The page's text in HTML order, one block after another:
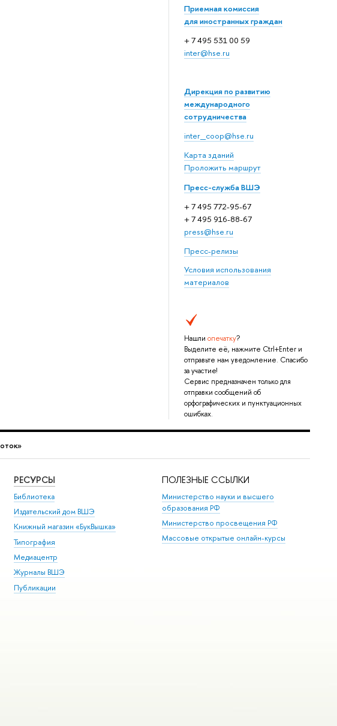
Приемная комиссия
для иностранных граждан
+ 7 495 531 00 59
inter@hse.ru
Дирекция по развитию
международного
сотрудничества
inter_coop@hse.ru
Карта зданий
Проложить маршрут
Пресс-служба ВШЭ
+ 7 495 772-95-67
+ 7 495 916-88-67
press@hse.ru
Пресс-релизы
Условия использования
материалов
Нашли опечатку?
Выделите её, нажмите Ctrl+Enter и
отправьте нам уведомление. Спасибо
за участие!
Сервис предназначен только для
отправки сообщений об
орфографических и пунктуационных
ошибках.
РЕСУРСЫ
Библиотека
Издательский дом ВШЭ
Книжный магазин «БукВышка»
Типография
Медиацентр
Журналы ВШЭ
Публикации
ПОЛЕЗНЫЕ ССЫЛКИ
Министерство науки и высшего
образования РФ
Министерство просвещения РФ
Массовые открытые онлайн-курсы